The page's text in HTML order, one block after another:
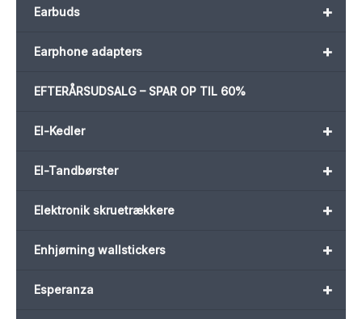
+
Earbuds
+
Earphone adapters
EFTERÅRSUDSALG – SPAR OP TIL 60%
+
El-Kedler
+
El-Tandbørster
+
Elektronik skruetrækkere
+
Enhjørning wallstickers
+
Esperanza